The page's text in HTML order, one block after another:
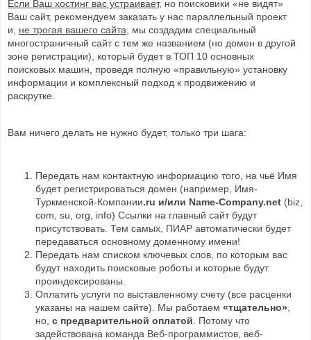
Если Ваш хостинг вас устраивает, но поисковики «не видят»
Ваш сайт, рекомендуем заказать у нас параллельный проект
и, не трогая вашего сайта , мы создадим специальный
многостраничный сайт с тем же названием (но домен в другой
зоне регистрации), который будет в ТОП 10 основных
поисковых машин, проведя полную «правильную» установку
информации и комплексный подход к продвижению и
раскрутке.
Вам ничего делать не нужно будет, только три шага:
Передать нам контактную информацию того, на чьё Имя
будет регистрироваться домен (например, Имя-
Туркменской-Компании.ru и/или Name-Company.net (biz,
com, su, org, info) Ссылки на главный сайт будут
присутствовать. Тем самых, ПИАР автоматически будет
передаваться основному доменному имени!
Передать нам списком ключевых слов, по которым вас
будут находить поисковые роботы и которые будут
проиндексированы.
Оплатить услуги по выставленному счету (все расценки
указаны на нашем сайте). Мы работаем «тщательно»
но, с предварительной оплатой . Потому что
задействована команда Веб-программистов, веб-